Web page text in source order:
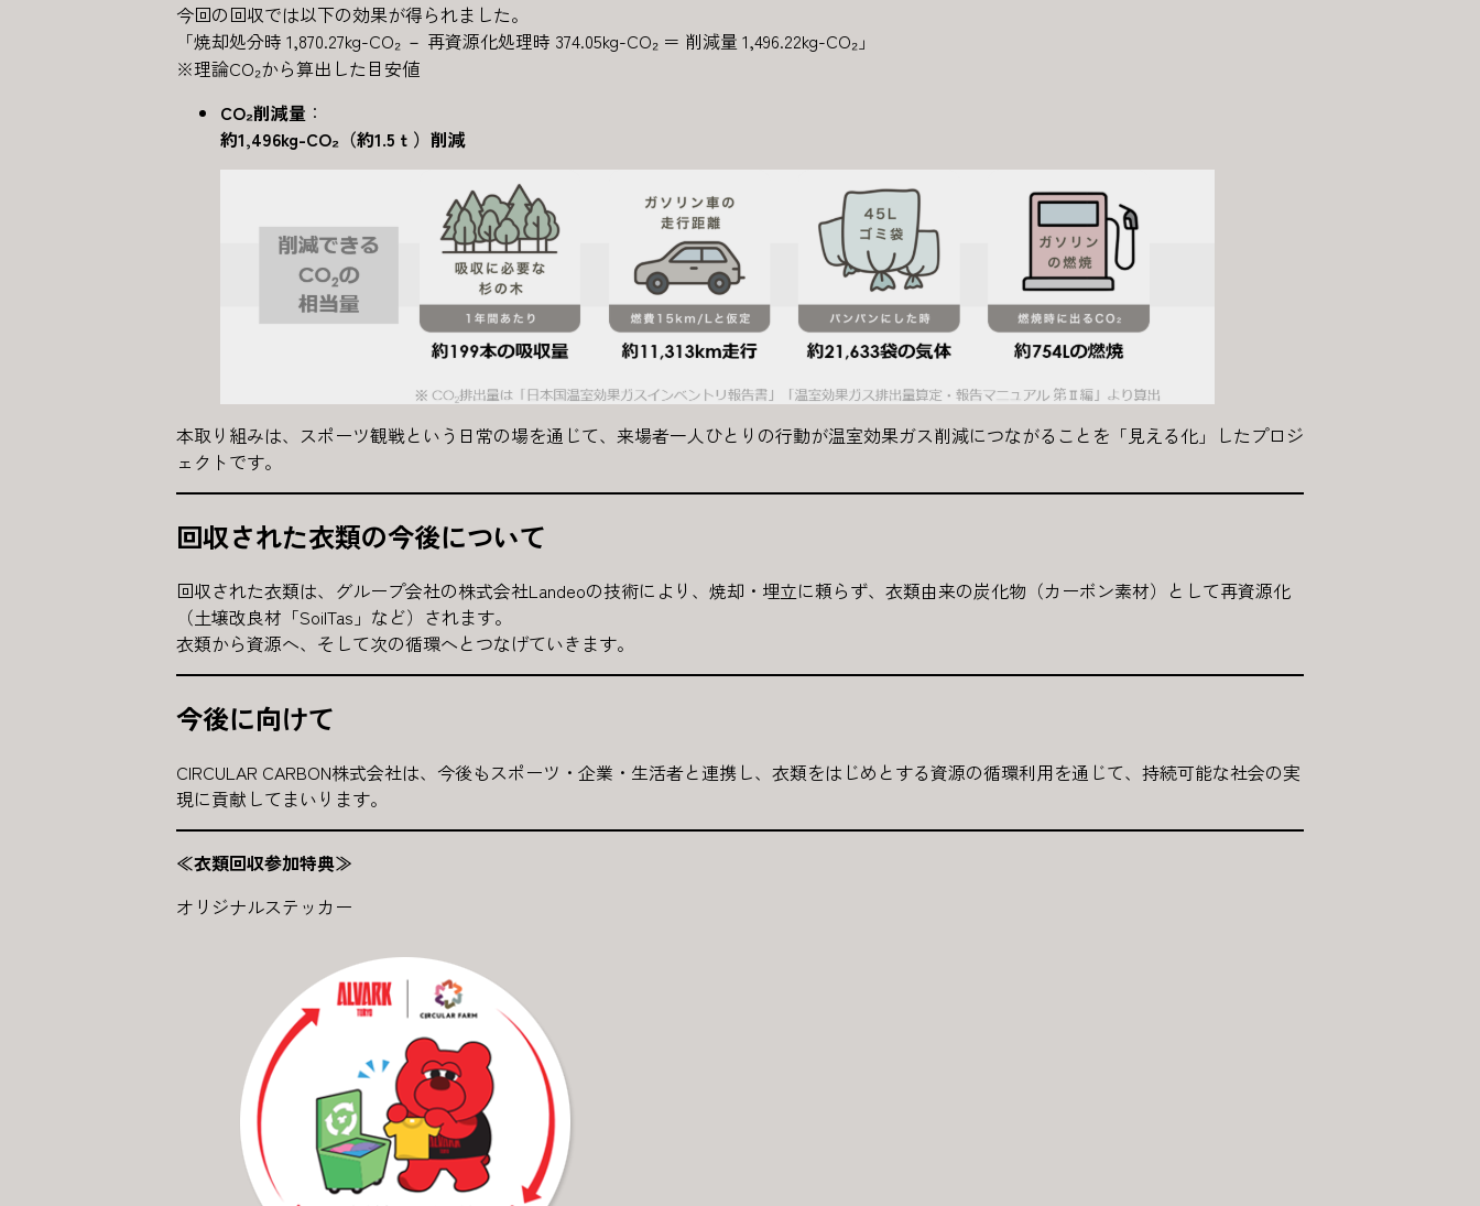
今回の回収では以下の効果が得られました。
「焼却処分時 1,870.27kg-CO₂ － 再資源化処理時 374.05kg-CO₂ ＝ 削減量 1,496.22kg-CO₂」
※理論CO₂から算出した目安値
CO₂削減量 ：
約1,496kg-CO₂（約1.5ｔ）削減
本取り組みは、スポーツ観戦という日常の場を通じて、来場者一人ひとりの行動が温室効果ガス削減につながることを「見える化」したプロジ
ェクトです。
回収された衣類の今後について
回収された衣類は、グループ会社の株式会社Landeoの技術により、焼却・埋立に頼らず、衣類由来の炭化物（カーボン素材）として再資源化
（土壌改良材「SoilTas」など）されます。
衣類から資源へ、そして次の循環へとつなげていきます。
今後に向けて
CIRCULAR CARBON株式会社は、今後もスポーツ・企業・生活者と連携し、衣類をはじめとする資源の循環利用を通じて、持続可能な社会の実
現に貢献してまいります。
≪衣類回収参加特典≫
オリジナルステッカー